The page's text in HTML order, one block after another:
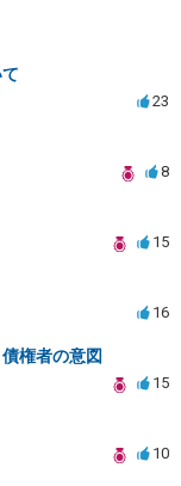
23
8
15
16
権者の意図
15
10